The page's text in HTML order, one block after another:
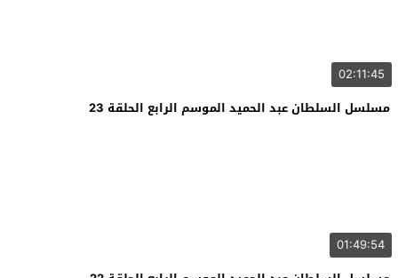
02:11:45
مسلسل السلطان عبد الحميد الموسم الرابع الحلقة 23
01:49:54